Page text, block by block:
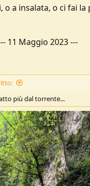
o a insalata, o ci fai la
11 Maggio 2023---
più dal torrente...